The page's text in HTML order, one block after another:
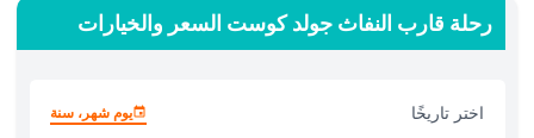
المتضمنات
سياسة الأطفال والبالغين
رحلة قارب النفاث جولد كوست السعر والخيارات
اختر تاريخًا يوم شهر، سنة